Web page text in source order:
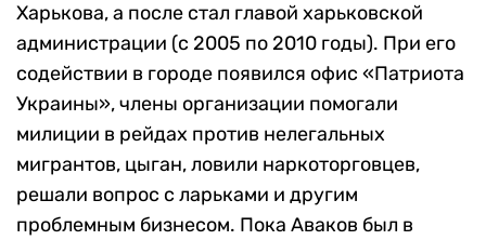
Харькова, а после стал главой харьковской
администрации (с 2005 по 2010 годы). При его
содействии в городе появился офис «Патриота
Украины», члены организации помогали
милиции в рейдах против нелегальных
мигрантов, цыган, ловили наркоторговцев,
решали вопрос с ларьками и другим
проблемным бизнесом. Пока Аваков был в